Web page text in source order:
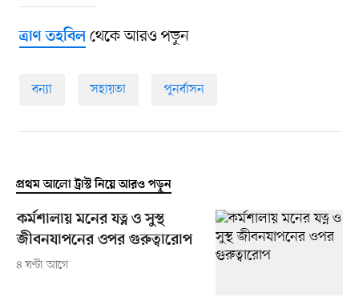
ত্রাণ তহবিলথেকে আরও পড়ুন
বন্যা সহায়তা পুনর্বাসন
প্রথম আলো ট্রাস্ট নিয়ে আরও পড়ুন
কর্মশালায় মনের যত্ন ও সুস্থ
জীবনযাপনের ওপর গুরুত্বারোপ
৪ ঘণ্টা আগে